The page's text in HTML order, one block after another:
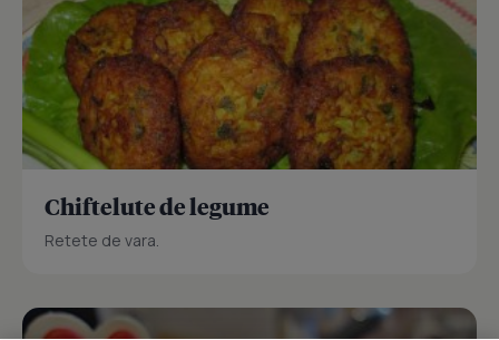
Chiftelute de legume
Retete de vara.